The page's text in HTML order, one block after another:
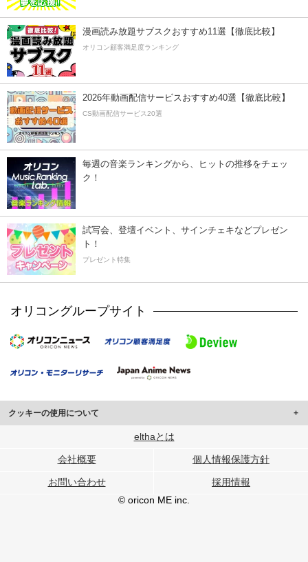
漫画読み放題サブスクおすすめ11選【徹底比較】
オリコン顧客満足度ランキング
2026年動画配信サービスおすすめ40選【徹底比較】
CS動画配信サービス20選
毎週の音楽ランキングから、ヒットの推移をチェッ
ク！
試写会、登壇イベント、サインチェキなどプレゼン
ト！
プレゼント特集
オリコングループサイト
クッキーの使用について
このサイトでは Cookie を使用して、ユーザーに合わせたコンテンツや広告の
行っています。
メディアや広告配信、データ解析の各パートナーに提供しています。
各パートナーは、この情報とユーザーが各パートナーに提供した他の情報や、
ユーザーが各パートナーのサービスを使用したときに収集した他の情報を組み
elthaとは
会社概要 個人情報保護方針
お問い合わせ
採用情報
© oricon ME inc.